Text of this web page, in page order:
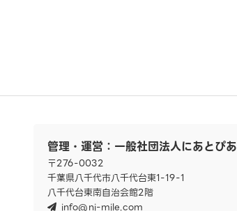
管理・運営：一般社団法人にあとぴあ
〒276-0032
千葉県八千代市八千代台東1-19-1
八千代台東南自治会館2階
info@ni-mile.com